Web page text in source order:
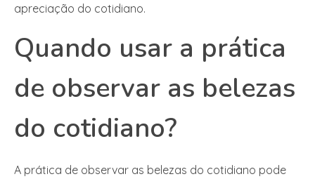
apreciação do cotidiano.
Quando usar a prática
de observar as belezas
do cotidiano?
A prática de observar as belezas do cotidiano pode